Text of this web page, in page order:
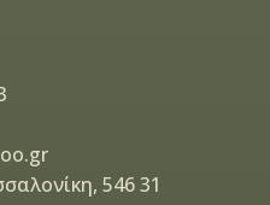
546 31